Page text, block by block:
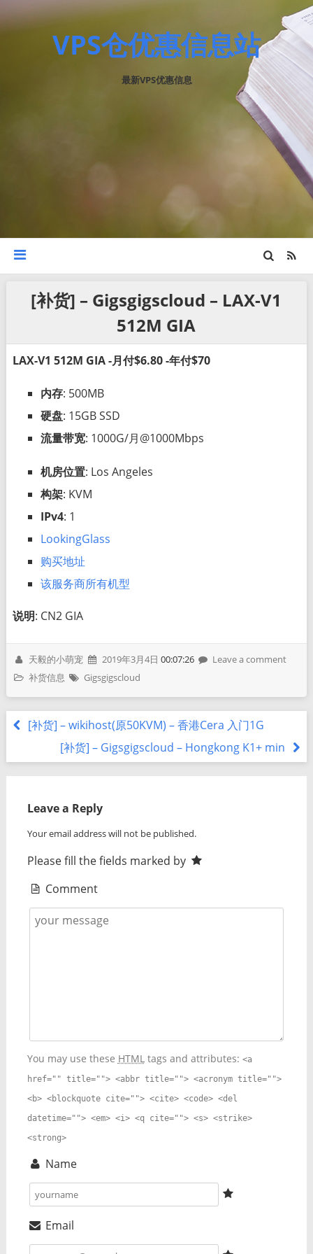
VPS仓优惠信息站
最新VPS优惠信息
[补货] – Gigsgigscloud – LAX-V1
512M GIA
LAX-V1 512M GIA -月付$6.80 -年付$70
内存: 500MB
硬盘: 15GB SSD
流量带宽: 1000G/月@1000Mbps
机房位置: Los Angeles
构架: KVM
IPv4: 1
LookingGlass
购买地址
该服务商所有机型
说明: CN2 GIA
天毅的小萌宠 2019年3月4日 00:07:26
Leave a comment
补货信息
Gigsgigscloud
[补货] – wikihost(原50KVM) – 香港Cera 入门1G
[补货] – Gigsgigscloud – Hongkong K1+ min
Leave a Reply
Your email address will not be published.
Please fill the fields marked by
Comment
You may use these HTMLtags and attributes: <a
href="" title=""> <abbr title=""> <acronym title="">
<b> <blockquote cite=""> <cite> <code> <del
datetime=""> <em> <i> <q cite=""> <s> <strike>
<strong>
Name
Email